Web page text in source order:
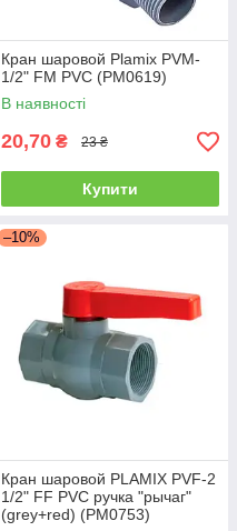
Кран шаровой Plamix PVM-
1/2" FM PVC (PM0619)
В наявності
20,70 ₴ 23 ₴
Купити
–10%
Кран шаровой PLAMIX PVF-2
1/2" FF PVC ручка "рычаг"
(grey+red) (PM0753)